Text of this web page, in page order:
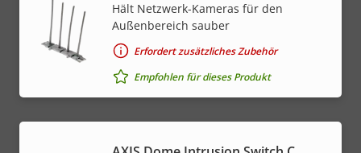
Hält Netzwerk-Kameras für den
Außenbereich sauber
Erfordert zusätzliches Zubehör
Empfohlen für dieses Produkt